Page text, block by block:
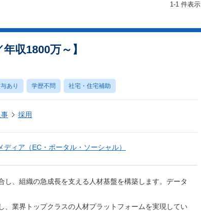
1-1 件表示
収1800万～】
あり 学歴不問 社宅・住宅補助
事 採用
ディア（EC・ポータル・ソーシャル）
し、組織の急成長を支える人材基盤を構築します。データ
、業界トップクラスの人材プラットフォームを実現してい